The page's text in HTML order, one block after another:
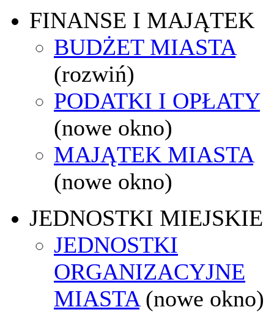
FINANSE I MAJĄTEK
BUDŻET MIASTA
(rozwiń)
PODATKI I OPŁATY
(nowe okno)
MAJĄTEK MIASTA
(nowe okno)
JEDNOSTKI MIEJSKIE
JEDNOSTKI
ORGANIZACYJNE
MIASTA (nowe okno)